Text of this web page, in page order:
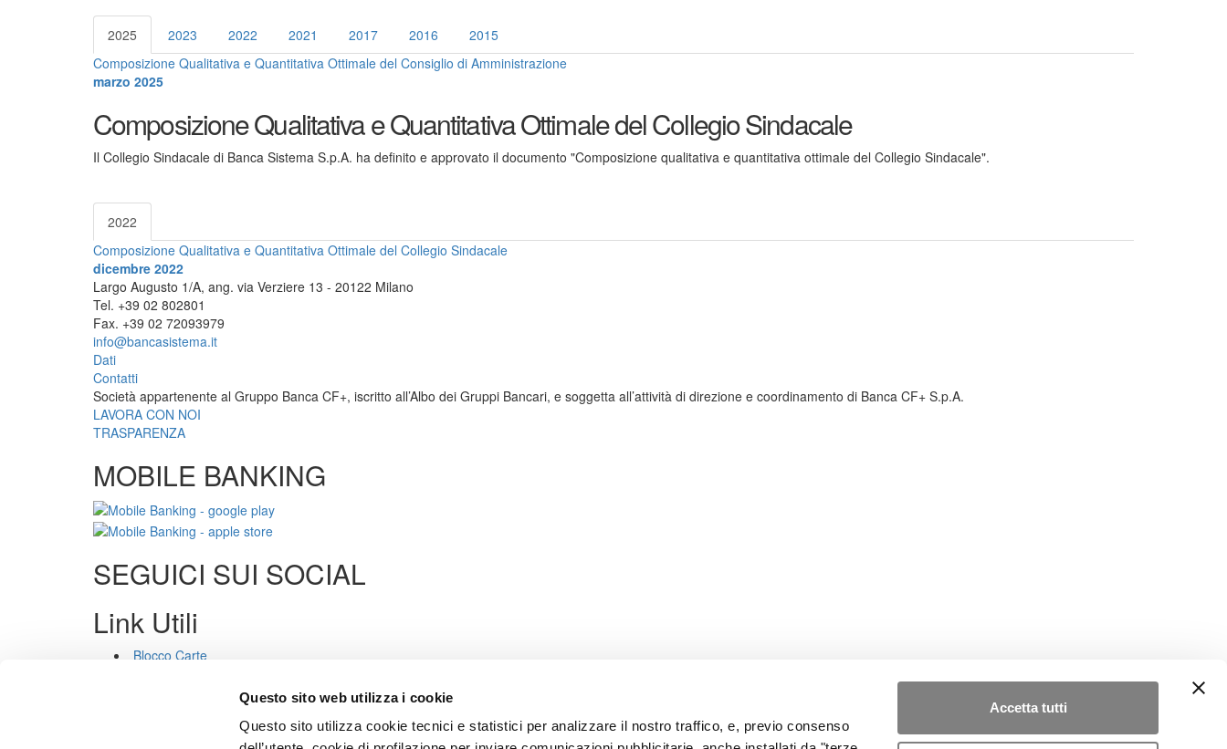
Questo sito web utilizza i cookie
Questo sito utilizza cookie tecnici e statistici per analizzare il nostro traffico, e, previo consenso
Accetta tutti
2025 2023 2022 2021 2017 2016
2015
Composizione Qualitativa e Quantitativa Ottimale del Consiglio di Amministrazione
marzo 2025
Composizione Qualitativa e Quantitativa Ottimale del Collegio Sindacale
Il Collegio Sindacale di Banca Sistema S.p.A. ha definito e approvato il documento "Composizione qualitativa e quantitativa ottimale del Collegio Sindacale".
2022
Composizione Qualitativa e Quantitativa Ottimale del Collegio Sindacale
dicembre 2022
Largo Augusto 1/A, ang. via Verziere 13 - 20122 Milano
Tel. +39 02 802801
Fax. +39 02 72093979
info@bancasistema.it
Dati
Contatti
Società appartenente al Gruppo Banca CF+, iscritto all’Albo dei Gruppi Bancari, e soggetta all’attività di direzione e coordinamento di Banca CF+ S.p.A.
LAVORA CON NOI
TRASPARENZA
MOBILE BANKING
SEGUICI SUI SOCIAL
Link Utili
Blocco Carte